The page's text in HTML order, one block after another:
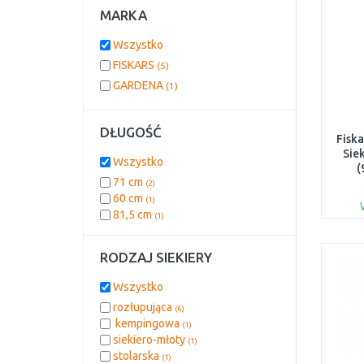
MARKA
Wszystko
FISKARS (5)
GARDENA (1)
DŁUGOŚĆ
Wszystko
71 cm (2)
60 cm (1)
81,5 cm (1)
RODZAJ SIEKIERY
Wszystko
rozłupująca (6)
kempingowa (1)
siekiero-młoty (1)
stolarska (1)